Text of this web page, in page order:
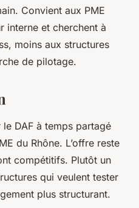
Convient aux PME
interne et cherchent à
moins aux structures
de pilotage.
DAF à temps partagé
du Rhône. L’offre reste
compétitifs. Plutôt un
qui veulent tester
plus structurant.